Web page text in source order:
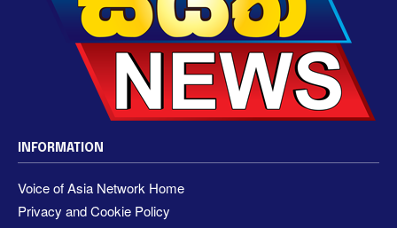
INFORMATION
Voice of Asia Network Home
Privacy and Cookie Policy